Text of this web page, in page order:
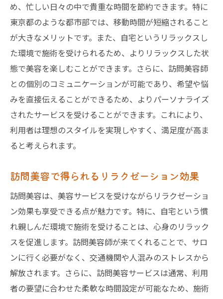
訪問美容を利用する際の注意事項
訪問美容のメリットとその活用法
訪問美容で気を付けるべきポイント
自宅で快適に訪問美容を受けるヒント
訪問美容でのトラブル回避法
訪問美容を安全に楽しむためのアドバイス
東京で人気の訪問美容のサービス内容とその魅
力
東京で注目の訪問美容メニュー
東京の訪問美容サービスの特徴
訪問美容が人気の理由とその背景
訪問美容サービス選びで知っておくべきこ
と
東京ならではの訪問美容の楽しみ方
訪問美容で変わる日常自宅サロンの豊かさを感
じよう
め、忙しい日々の中で貴重な時間を節約できます。特に
東京都のような都市部では、移動時間が短縮されること
が大きなメリットです。また、自宅というリラックスし
た環境で施術を受けられるため、よりリラックスした状
態で美容を楽しむことができます。さらに、訪問美容師
との個別のコミュニケーションが可能であり、希望や悩
みを直接伝えることができるため、よりパーソナライズ
されたサービスを受けることができます。これにより、
利用者は理想のスタイルを実現しやすく、満足度が高ま
ると考えられます。
訪問美容で得られるリラクゼーション効果
訪問美容は、美容サービスを受けながらリラクゼーショ
ン効果も享受できる点が魅力です。特に、自宅という慣
れ親しんだ環境で施術を受けることは、心身のリラック
スを促進します。訪問美容師が来てくれることで、サロ
ンに行く必要がなく、交通機関や人混みのストレスから
解放されます。さらに、訪問美容サービスは通常、利用
者の要望に合わせた柔軟な時間設定が可能なため、施術